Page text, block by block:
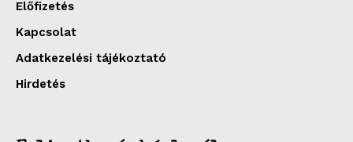
Előfizetés
Kapcsolat
Adatkezelési tájékoztató
Hirdetés